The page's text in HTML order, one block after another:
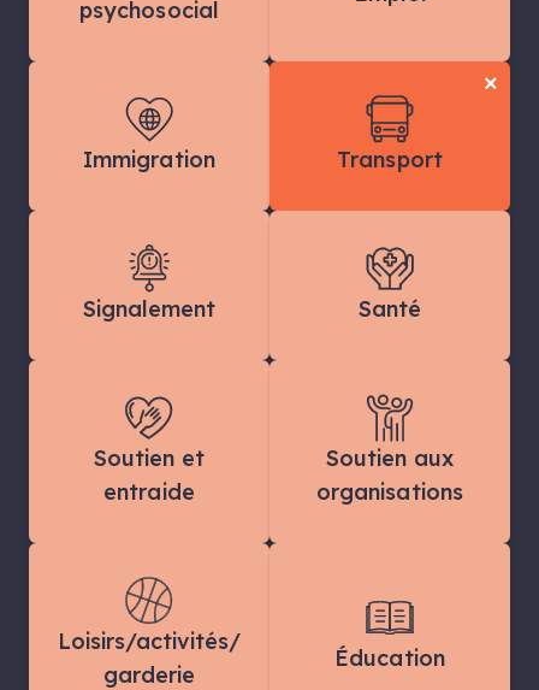
psychosocial
Immigration Transport
×
Signalement Santé
Soutien et
entraide
Soutien aux
organisations
Loisirs/activités/
garderie
Éducation